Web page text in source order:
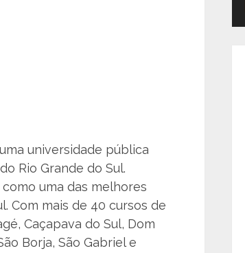
universidade pública
Rio Grande do Sul.
uma das melhores
Com mais de 40 cursos de
Caçapava do Sul, Dom
Borja, São Gabriel e